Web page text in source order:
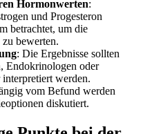
Hormonwerten:
und Progesteron
betrachtet, um die
bewerten.
: Die Ergebnisse sollten
Endokrinologen oder
werden.
vom Befund werden
diskutiert.